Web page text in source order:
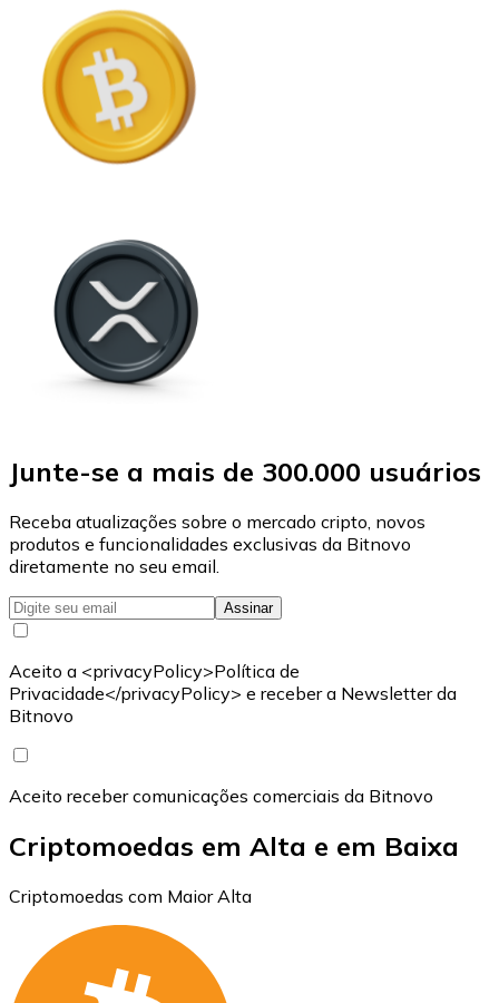
Junte-se a mais de 300.000 usuários
Receba atualizações sobre o mercado cripto, novos
produtos e funcionalidades exclusivas da Bitnovo
diretamente no seu email.
Assinar
Aceito a <privacyPolicy>Política de
Privacidade</privacyPolicy> e receber a Newsletter da
Bitnovo
Aceito receber comunicações comerciais da Bitnovo
Criptomoedas em Alta e em Baixa
Criptomoedas com Maior Alta